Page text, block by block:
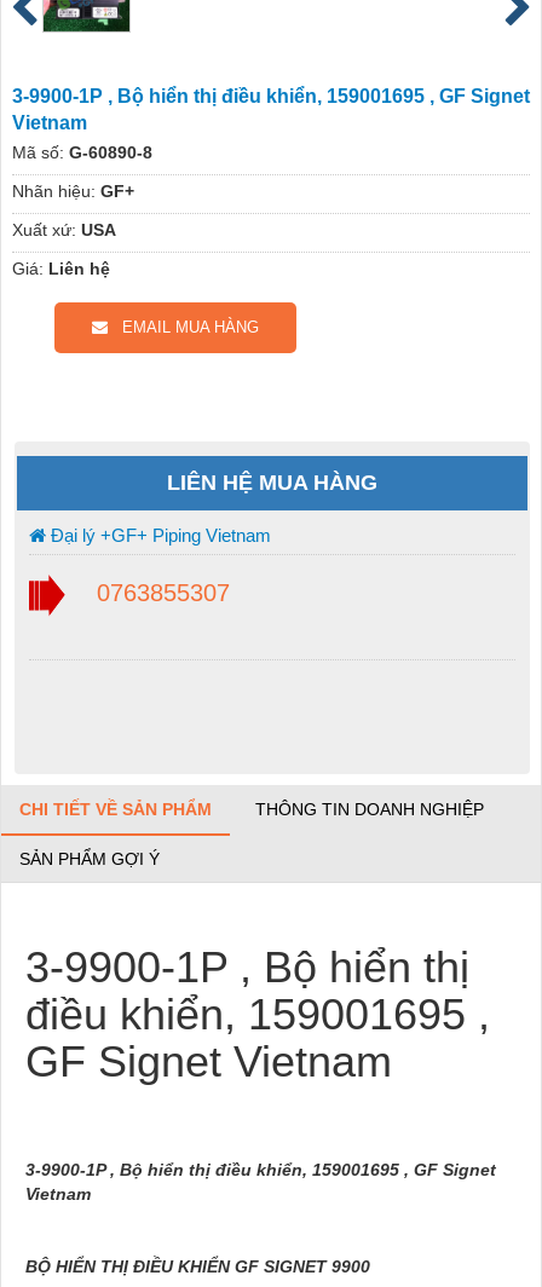
3-9900-1P , Bộ hiển thị điều khiển, 159001695 , GF Signet
Vietnam
Mã số: G-60890-8
Nhãn hiệu: GF+
Xuất xứ: USA
Giá: Liên hệ
EMAIL MUA HÀNG
LIÊN HỆ MUA HÀNG
Đại lý +GF+ Piping Vietnam
0763855307
CHI TIẾT VỀ SẢN PHẨM THÔNG TIN DOANH NGHIỆP
SẢN PHẨM GỢI Ý
3-9900-1P , Bộ hiển thị
điều khiển, 159001695 ,
GF Signet Vietnam
3-9900-1P , Bộ hiển thị điều khiển, 159001695 , GF Signet
Vietnam
BỘ HIỂN THỊ ĐIỀU KHIỂN GF SIGNET 9900